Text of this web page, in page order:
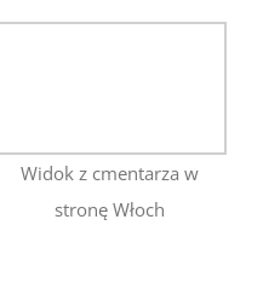
Widok z cmentarza w
stronę Włoch